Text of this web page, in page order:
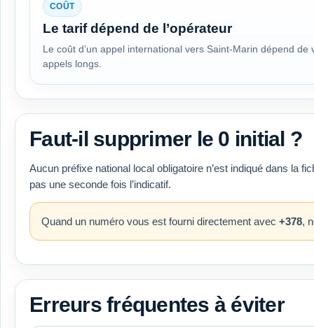
COÛT
Le tarif dépend de l’opérateur
Le coût d’un appel international vers Saint-Marin dépend
appels longs.
Faut-il supprimer le 0 initial ?
Aucun préfixe national local obligatoire n’est indiqué dans la
pas une seconde fois l’indicatif.
Quand un numéro vous est fourni directement avec +378,
Erreurs fréquentes à éviter